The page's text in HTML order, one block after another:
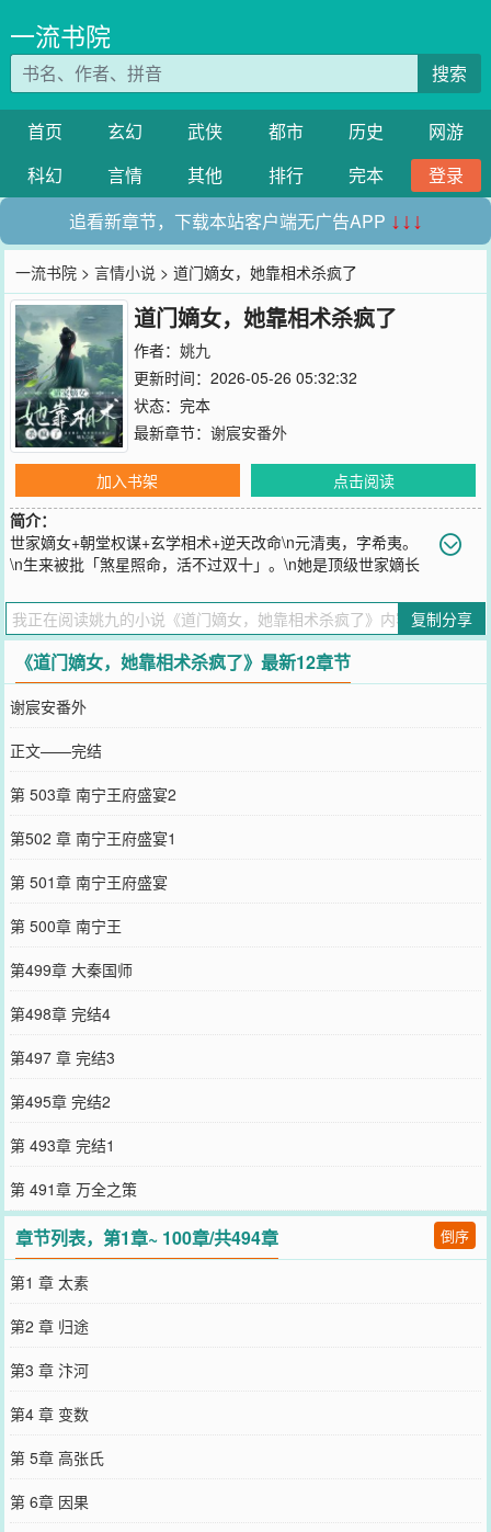
一流书院
搜索
首页 玄幻 武侠 都市 历史
网游
科幻
言情 其他 排行 完本
登录
追看新章节，下载本站客户端无广告APP ↓↓↓
一流书院 >言情小说 > 道门嫡女，她靠相术杀疯了
道门嫡女，她靠相术杀疯了
作者： 姚九
更新时间：2026-05-26 05:32:32
状态：完本
最新章节： 谢宸安番外
加入书架
点击阅读
简介：
世家嫡女+朝堂权谋+玄学相术+逆天改命\n元清夷，字希夷。
\n生来被批「煞星照命，活不过双十」。\n她是顶级世家嫡长
逆！\n执太素九相入世，断阴判阳，预生死，篡天命！\n一枚铜钱破
北斗司命局，手撕仇敌，权倾朝野，\n这一世，她要亲手搏一条通天
改命路！
您要是觉得《道门嫡女，她靠相术杀疯了》还不错的话请不要忘记向
您QQ群和微博微信里的朋友推荐哦！
复制分享
《道门嫡女，她靠相术杀疯了》最新12章节
谢宸安番外
正文——完结
第 503章 南宁王府盛宴2
第502 章 南宁王府盛宴1
第 501章 南宁王府盛宴
第 500章 南宁王
第499章 大秦国师
第498章 完结4
第497 章 完结3
第495章 完结2
第 493章 完结1
第 491章 万全之策
章节列表，第1章~ 100章/共494章 倒序
第1 章 太素
第2 章 归途
第3 章 汴河
第4 章 变数
第 5章 高张氏
第 6章 因果